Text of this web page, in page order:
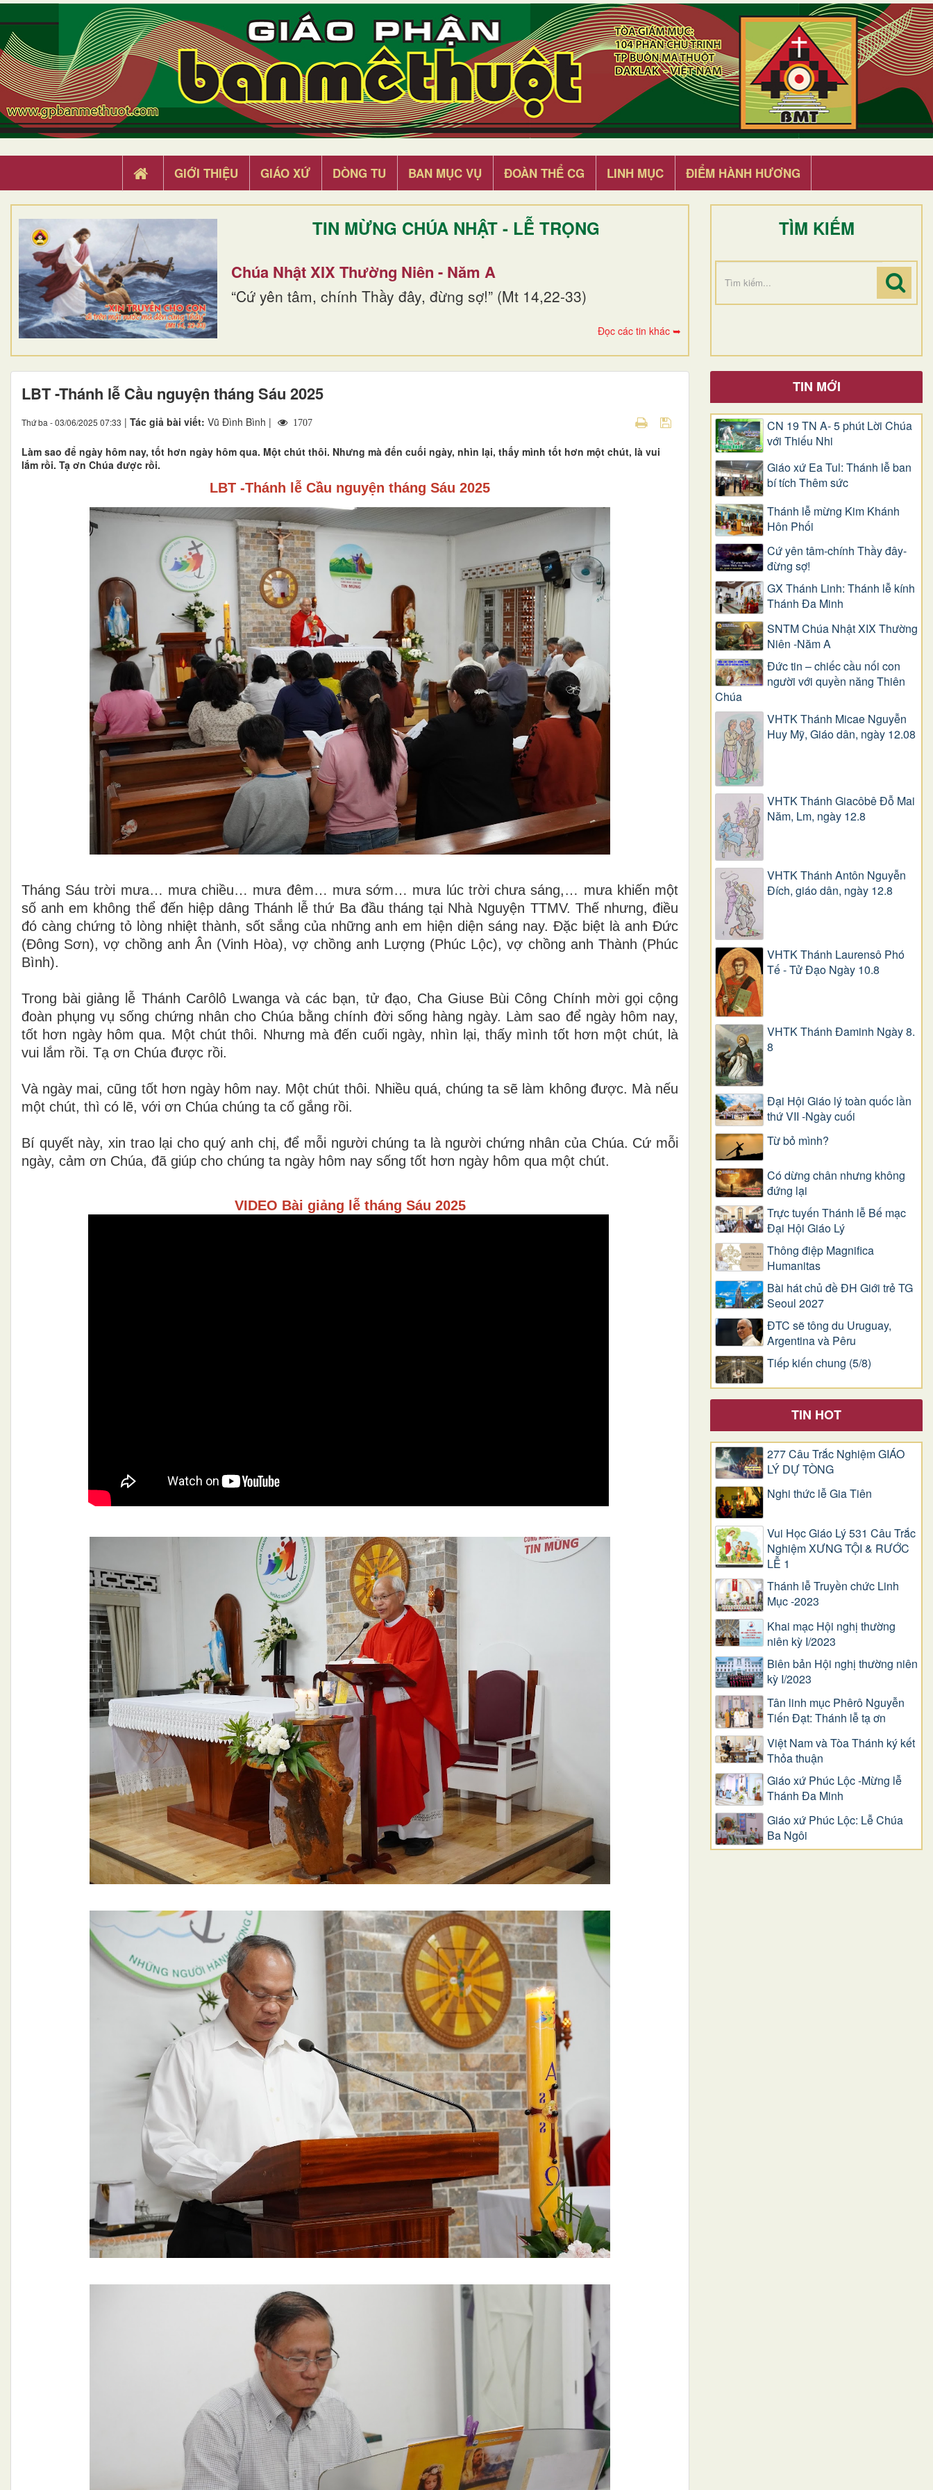
GIỚI THIỆU GIÁO XỨ DÒNG TU BAN MỤC VỤ ĐOÀN THỂ CG LINH MỤC ĐIỂM HÀNH HƯƠNG
TIN MỪNG CHÚA NHẬT - LỄ TRỌNG
Chúa Nhật XIX Thường Niên - Năm A
“Cứ yên tâm, chính Thầy đây, đừng sợ!” (Mt 14,22-33)
Đọc các tin khác ➥
TÌM KIẾM
LBT -Thánh lễ Cầu nguyện tháng Sáu 2025
Thứ ba - 03/06/2025 07:33 | Tác giả bài viết: Vũ Đình Bình | 1707
Làm sao để ngày hôm nay, tốt hơn ngày hôm qua. Một chút thôi. Nhưng mà đến cuối ngày, nhìn lại, thấy mình tốt hơn một chút, là vui
lắm rồi. Tạ ơn Chúa được rồi.
LBT -Thánh lễ Cầu nguyện tháng Sáu 2025
Tháng Sáu trời mưa… mưa chiều… mưa đêm… mưa sớm… mưa lúc trời chưa sáng,… mưa khiến một
số anh em không thể đến hiệp dâng Thánh lễ thứ Ba đầu tháng tại Nhà Nguyện TTMV. Thế nhưng, điều
đó càng chứng tỏ lòng nhiệt thành, sốt sắng của những anh em hiện diện sáng nay. Đặc biệt là anh Đức
(Đông Sơn), vợ chồng anh Ân (Vinh Hòa), vợ chồng anh Lượng (Phúc Lộc), vợ chồng anh Thành (Phúc
Bình).
Trong bài giảng lễ Thánh Carôlô Lwanga và các bạn, tử đạo, Cha Giuse Bùi Công Chính mời gọi cộng
đoàn phụng vụ sống chứng nhân cho Chúa bằng chính đời sống hàng ngày. Làm sao để ngày hôm nay,
tốt hơn ngày hôm qua. Một chút thôi. Nhưng mà đến cuối ngày, nhìn lại, thấy mình tốt hơn một chút, là
vui lắm rồi. Tạ ơn Chúa được rồi.
Và ngày mai, cũng tốt hơn ngày hôm nay. Một chút thôi. Nhiều quá, chúng ta sẽ làm không được. Mà nếu
một chút, thì có lẽ, với ơn Chúa chúng ta cố gắng rồi.
Bí quyết này, xin trao lại cho quý anh chị, để mỗi người chúng ta là người chứng nhân của Chúa. Cứ mỗi
ngày, cảm ơn Chúa, đã giúp cho chúng ta ngày hôm nay sống tốt hơn ngày hôm qua một chút.
VIDEO Bài giảng lễ tháng Sáu 2025
TIN MỚI
CN 19 TN A- 5 phút Lời Chúa
với Thiếu Nhi
Giáo xứ Ea Tul: Thánh lễ ban
bí tích Thêm sức
Thánh lễ mừng Kim Khánh
Hôn Phối
Cứ yên tâm-chính Thầy đây-
đừng sợ!
GX Thánh Linh: Thánh lễ kính
Thánh Đa Minh
SNTM Chúa Nhật XIX Thường
Niên -Năm A
Đức tin – chiếc cầu nối con
người với quyền năng Thiên
Chúa
VHTK Thánh Micae Nguyễn
Huy Mỹ, Giáo dân, ngày 12.08
VHTK Thánh Giacôbê Ðỗ Mai
Năm, Lm, ngày 12.8
VHTK Thánh Antôn Nguyễn
Ðích, giáo dân, ngày 12.8
VHTK Thánh Laurensô Phó
Tế - Tử Đạo Ngày 10.8
VHTK Thánh Đaminh Ngày 8.
8
Đại Hội Giáo lý toàn quốc lần
thứ VII -Ngày cuối
Từ bỏ mình?
Có dừng chân nhưng không
đứng lại
Trực tuyến Thánh lễ Bế mạc
Đại Hội Giáo Lý
Thông điệp Magnifica
Humanitas
Bài hát chủ đề ĐH Giới trẻ TG
Seoul 2027
ĐTC sẽ tông du Uruguay,
Argentina và Pêru
Tiếp kiến chung (5/8)
TIN HOT
277 Câu Trắc Nghiệm GIÁO
LÝ DỰ TÒNG
Nghi thức lễ Gia Tiên
Vui Học Giáo Lý 531 Câu Trắc
Nghiệm XƯNG TỘI & RƯỚC
LỄ 1
Thánh lễ Truyền chức Linh
Mục -2023
Khai mạc Hội nghị thường
niên kỳ I/2023
Biên bản Hội nghị thường niên
kỳ I/2023
Tân linh mục Phêrô Nguyễn
Tiến Đạt: Thánh lễ tạ ơn
Việt Nam và Tòa Thánh ký kết
Thỏa thuận
Giáo xứ Phúc Lộc -Mừng lễ
Thánh Đa Minh
Giáo xứ Phúc Lộc: Lễ Chúa
Ba Ngôi